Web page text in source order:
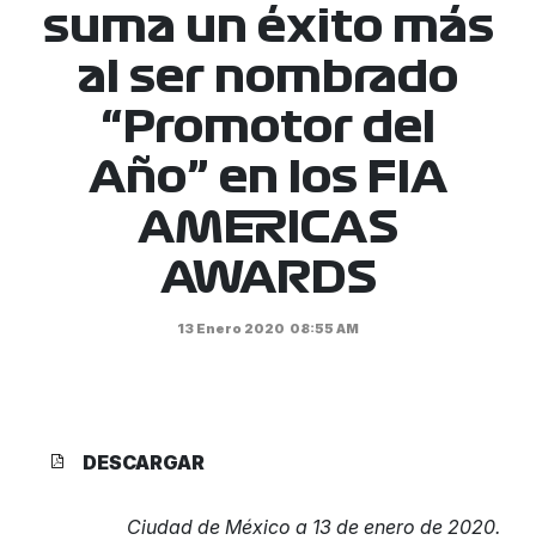
suma un éxito más
al ser nombrado
“Promotor del
Año” en los FIA
AMERICAS
AWARDS
13 Enero 2020 08:55 AM
DESCARGAR
Ciudad de México a 13 de enero de 2020.